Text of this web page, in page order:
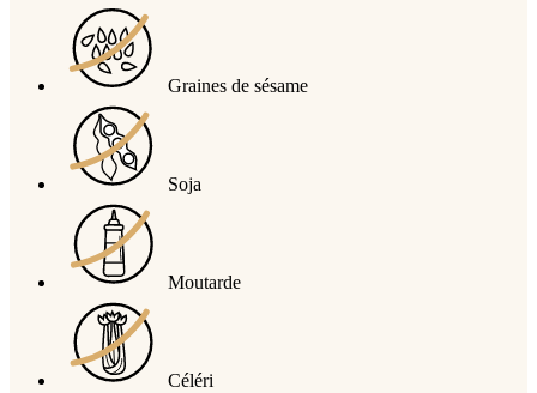
Graines de sésame
Soja
Moutarde
Céléri